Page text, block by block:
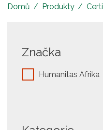
Domů Produkty
Značka
Humanitas Afrika